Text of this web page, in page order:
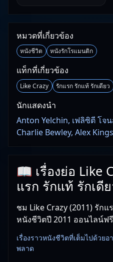
หมวดที่เกี่ยวข้อง
หนังชีวิต หนังรักโรแมนติก
แท็กที่เกี่ยวข้อง
Like Crazy รักแรก รักแท้ รักเดียว
นักแสดงนำ
Anton Yelchin, เฟลิซิตี โจ
Charlie Bewley, Alex
📖 เรื่องย่อ Like
แรก รักแท้ รักเดี
ชม Like Crazy (2011) รัก
หนังชีวิตปี 2011 ออนไลน์ฟ
เรื่องราวหนังชีวิตที่เต็มไปด้วย
พลาด